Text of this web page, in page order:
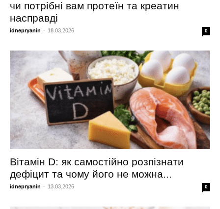
чи потрібні вам протеїн та креатин
насправді
idnepryanin - 18.03.2026 0
Вітамін D: як самостійно розпізнати
дефіцит та чому його не можна...
idnepryanin - 13.03.2026 0